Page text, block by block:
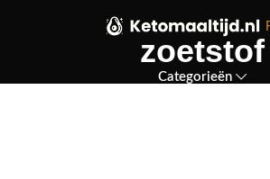
zoetstof
Categorieën